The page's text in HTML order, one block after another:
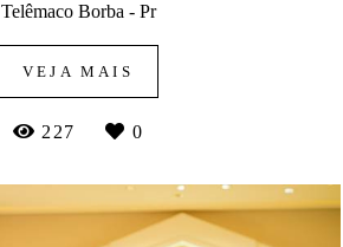
Telêmaco Borba - Pr
VEJA MAIS
227 0